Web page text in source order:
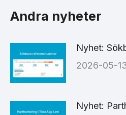
Andra nyheter
Nyhet:
2026-05-
Nyhet: